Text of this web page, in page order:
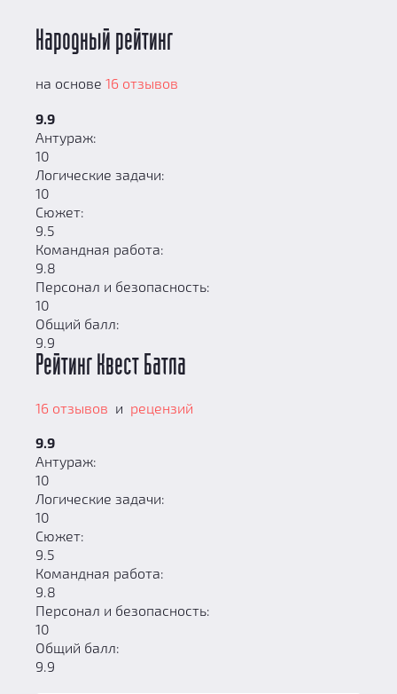
Народный рейтинг
на основе 16 отзывов
9.9
Антураж:
10
Логические задачи:
10
Сюжет:
9.5
Командная работа:
9.8
Персонал и безопасность:
10
Общий балл:
9.9
Рейтинг Квест Батла
16 отзывов и рецензий
9.9
Антураж:
10
Логические задачи:
10
Сюжет:
9.5
Командная работа:
9.8
Персонал и безопасность:
10
Общий балл:
9.9